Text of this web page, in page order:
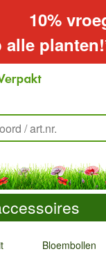
10%
alle
Bloembollen